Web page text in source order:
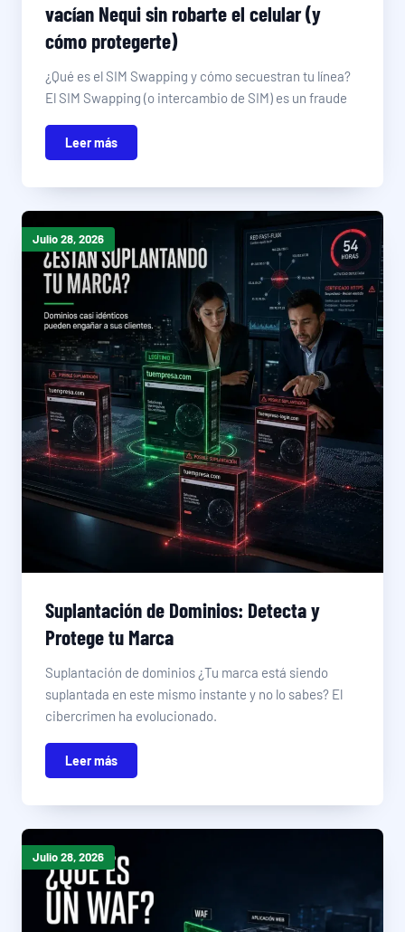
vacían Nequi sin robarte el celular (y
cómo protegerte)
¿Qué es el SIM Swapping y cómo secuestran tu línea?
El SIM Swapping (o intercambio de SIM) es un fraude
Leer más
Julio 28, 2026
Suplantación de Dominios: Detecta y
Protege tu Marca
Suplantación de dominios ¿Tu marca está siendo
suplantada en este mismo instante y no lo sabes? El
cibercrimen ha evolucionado.
Leer más
Julio 28, 2026